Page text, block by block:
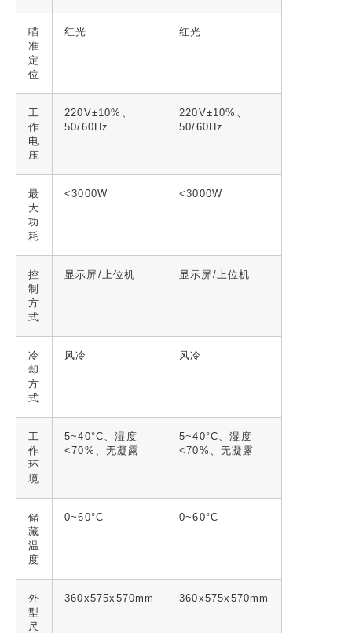
瞄
准
定
位
红光 红光
工
作
电
压
220V±10%、
50/60Hz
220V±10%、
50/60Hz
最
大
功
耗
<3000W <3000W
控
制
方
式
显示屏/上位机 显示屏/上位机
冷
却
方
式
风冷 风冷
工
作
环
境
5~40°C、湿度
<70%、无凝露
5~40°C、湿度
<70%、无凝露
储
藏
温
度
0~60°C 0~60°C
外
型
尺
360x575x570mm 360x575x570mm